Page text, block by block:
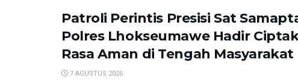
Patroli Perintis Presisi Sat
Polres Lhokseumawe Hadir
Rasa Aman di Tengah Masyarakat
7 AGUSTUS 2026